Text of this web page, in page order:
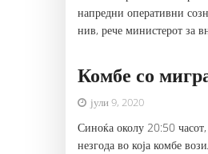
напредни оперативни
нив, рече министерот за
Комбе со
јули 9, 2020
Синоќа околу 20:50
незгода во која комбе